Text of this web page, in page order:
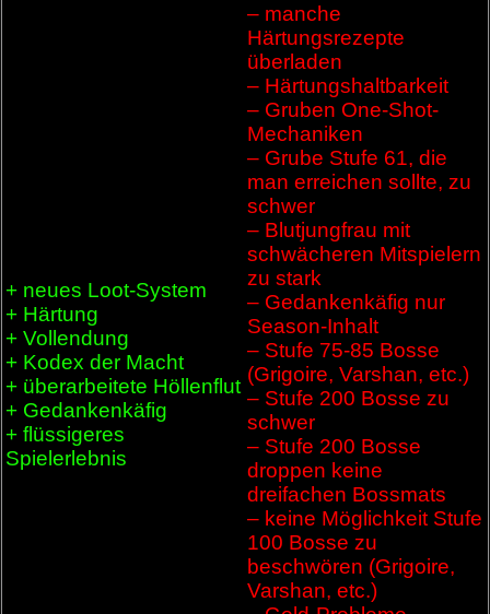
+ neues Loot-System
+ Härtung
+ Vollendung
+ Kodex der Macht
+ überarbeitete Höllenflut
+ Gedankenkäfig
+ flüssigeres
Spielerlebnis
– manche
Härtungsrezepte
überladen
– Härtungshaltbarkeit
– Gruben One-Shot-
Mechaniken
– Grube Stufe 61, die
man erreichen sollte, zu
schwer
– Blutjungfrau mit
schwächeren Mitspielern
zu stark
– Gedankenkäfig nur
Season-Inhalt
– Stufe 75-85 Bosse
(Grigoire, Varshan, etc.)
– Stufe 200 Bosse zu
schwer
– Stufe 200 Bosse
droppen keine
dreifachen Bossmats
– keine Möglichkeit Stufe
100 Bosse zu
beschwören (Grigoire,
Varshan, etc.)